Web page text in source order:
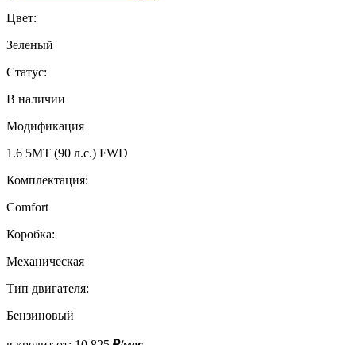
Цвет:
Зеленый
Статус:
В наличии
Модификация
1.6 5MT (90 л.с.) FWD
Комплектация:
Comfort
Коробка:
Механическая
Тип двигателя:
Бензиновый